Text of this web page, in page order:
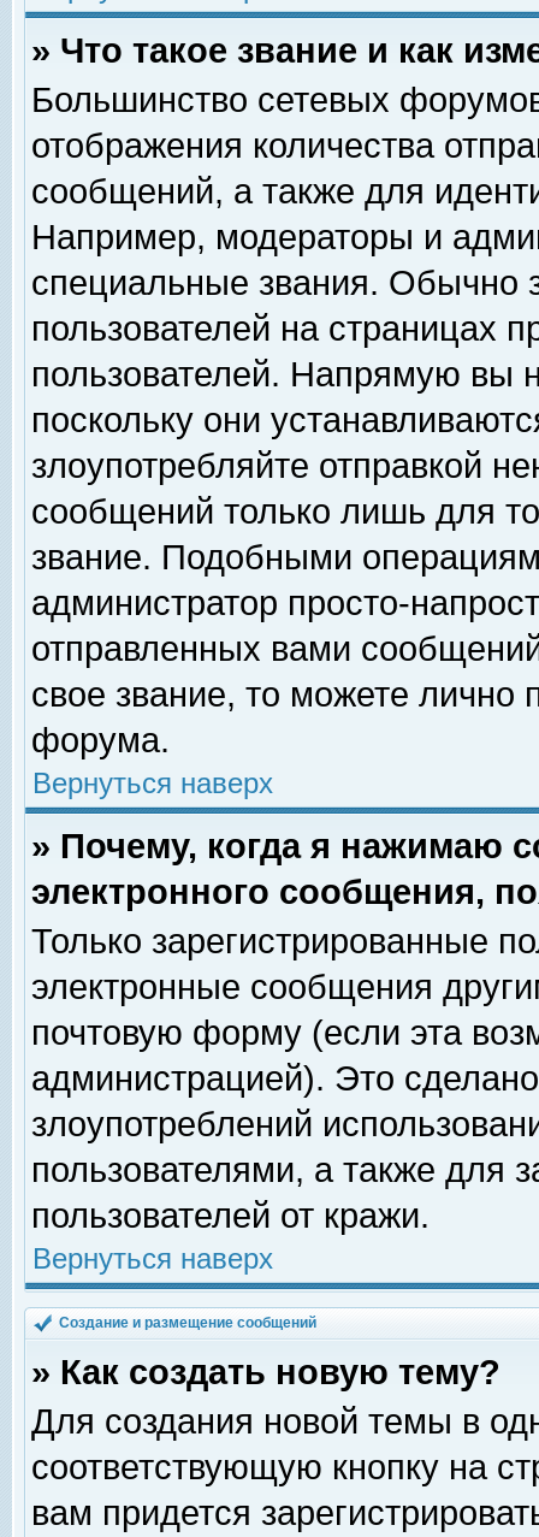
» Что такое звание и как
Большинство сетевых
отображения количества
сообщений, а также для
Например, модераторы и
специальные звания. Обычно
пользователей на страницах
пользователей. Напрямую вы
поскольку они
злоупотребляйте отправкой
сообщений только лишь для
звание. Подобными
администратор просто-
отправленных вами
свое звание, то можете лично
форума.
Вернуться наверх
» Почему, когда я нажимаю
электронного сообщения,
Только зарегистрированные
электронные сообщения
почтовую форму (если эта
администрацией). Это
злоупотреблений
пользователями, а также для
пользователей от кражи.
Вернуться наверх
Создание и размещение сообщений
» Как создать новую тему?
Для создания новой темы в
соответствующую кнопку на
вам придется